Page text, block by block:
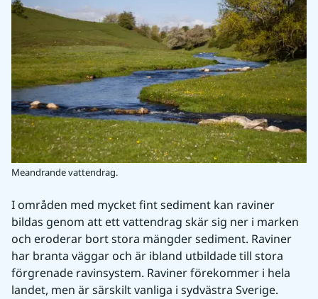
Meandrande vattendrag.
I områden med mycket fint sediment kan raviner
bildas genom att ett vattendrag skär sig ner i marken
och eroderar bort stora mängder sediment. Raviner
har branta väggar och är ibland utbildade till stora
förgrenade ravinsystem. Raviner förekommer i hela
landet, men är särskilt vanliga i sydvästra Sverige.